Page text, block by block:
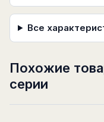
Все
Похожие
серии